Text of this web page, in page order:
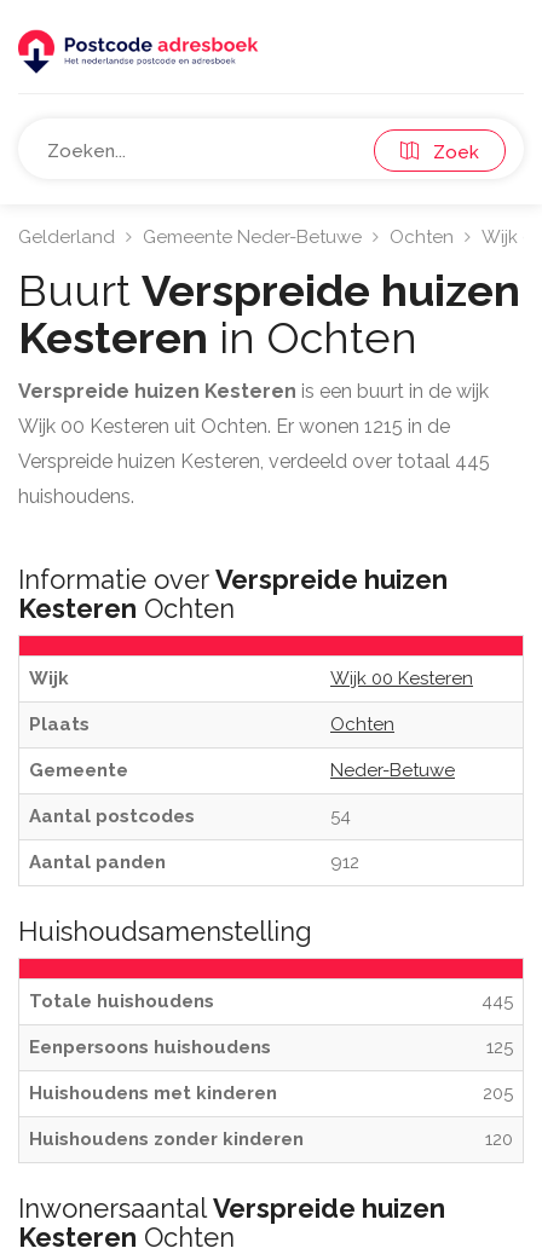
Zoek
Gelderland Gemeente Neder-Betuwe Ochten Wijk
Buurt Verspreide huizen
Kesteren in Ochten
Verspreide huizen Kesteren is een buurt in de wijk
Wijk 00 Kesteren uit Ochten. Er wonen 1215 in de
Verspreide huizen Kesteren, verdeeld over totaal 445
huishoudens.
Informatie overVerspreide huizen
Kesteren Ochten
Wijk Wijk 00 Kesteren
Plaats Ochten
Gemeente Neder-Betuwe
Aantal postcodes 54
Aantal panden 912
Huishoudsamenstelling
Totale huishoudens 445
Eenpersoons huishoudens 125
Huishoudens met kinderen 205
Huishoudens zonder kinderen 120
InwonersaantalVerspreide huizen
Kesteren Ochten